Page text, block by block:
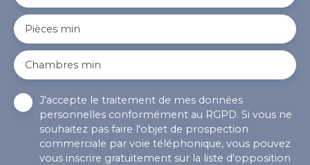
Pièces min
Chambres min
J'accepte le traitement de mes données
personnelles conformément au RGPD. Si vous ne
souhaitez pas faire l'objet de prospection
commerciale par voie téléphonique, vous pouvez
vous inscrire gratuitement sur la liste d'opposition